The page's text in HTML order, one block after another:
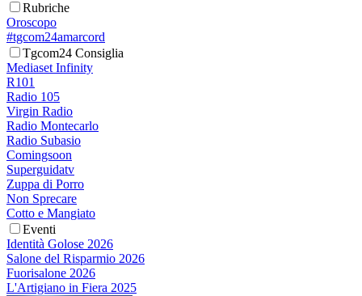
Rubriche
Oroscopo
#tgcom24amarcord
Tgcom24 Consiglia
Mediaset Infinity
R101
Radio 105
Virgin Radio
Radio Montecarlo
Radio Subasio
Comingsoon
Superguidatv
Zuppa di Porro
Non Sprecare
Cotto e Mangiato
Eventi
Identità Golose 2026
Salone del Risparmio 2026
Fuorisalone 2026
L'Artigiano in Fiera 2025